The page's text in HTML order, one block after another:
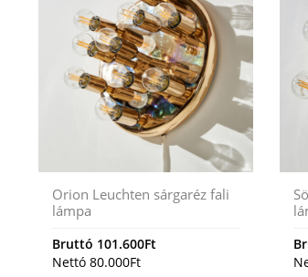
Orion Leuchten sárgaréz fali
lámpa
Bruttó 101.600Ft
Nettó 80.000Ft